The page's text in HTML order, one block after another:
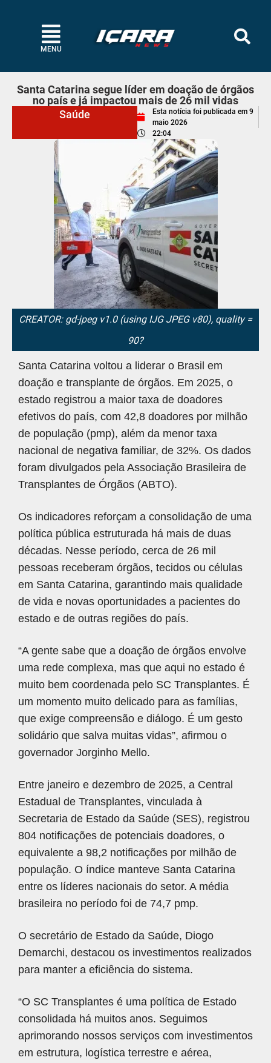
MENU
Santa Catarina segue líder em doação de órgãos
no país e já impactou mais de 26 mil vidas
Saúde
Esta notícia foi publicada em 9
maio 2026
22:04
CREATOR: gd-jpeg v1.0 (using IJG JPEG v80), quality =
90?
Santa Catarina voltou a liderar o Brasil em
doação e transplante de órgãos. Em 2025, o
estado registrou a maior taxa de doadores
efetivos do país, com 42,8 doadores por milhão
de população (pmp), além da menor taxa
nacional de negativa familiar, de 32%. Os dados
foram divulgados pela Associação Brasileira de
Transplantes de Órgãos (ABTO).
Os indicadores reforçam a consolidação de uma
política pública estruturada há mais de duas
décadas. Nesse período, cerca de 26 mil
pessoas receberam órgãos, tecidos ou células
em Santa Catarina, garantindo mais qualidade
de vida e novas oportunidades a pacientes do
estado e de outras regiões do país.
“A gente sabe que a doação de órgãos envolve
uma rede complexa, mas que aqui no estado é
muito bem coordenada pelo SC Transplantes. É
um momento muito delicado para as famílias,
que exige compreensão e diálogo. É um gesto
solidário que salva muitas vidas”, afirmou o
governador Jorginho Mello.
Entre janeiro e dezembro de 2025, a Central
Estadual de Transplantes, vinculada à
Secretaria de Estado da Saúde (SES), registrou
804 notificações de potenciais doadores, o
equivalente a 98,2 notificações por milhão de
população. O índice manteve Santa Catarina
entre os líderes nacionais do setor. A média
brasileira no período foi de 74,7 pmp.
O secretário de Estado da Saúde, Diogo
Demarchi, destacou os investimentos realizados
para manter a eficiência do sistema.
“O SC Transplantes é uma política de Estado
consolidada há muitos anos. Seguimos
aprimorando nossos serviços com investimentos
em estrutura, logística terrestre e aérea,